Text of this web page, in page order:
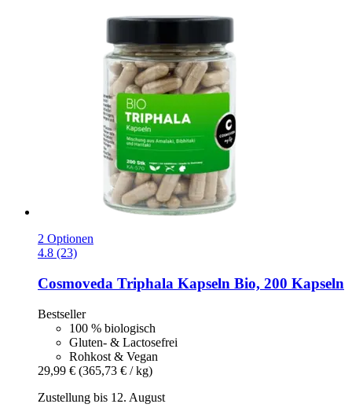
2 Optionen
4.8 (23)
Cosmoveda Triphala Kapseln Bio, 200 Kapseln
Bestseller
100 % biologisch
Gluten- & Lactosefrei
Rohkost & Vegan
29,99 € (365,73 € / kg)
Zustellung bis 12. August